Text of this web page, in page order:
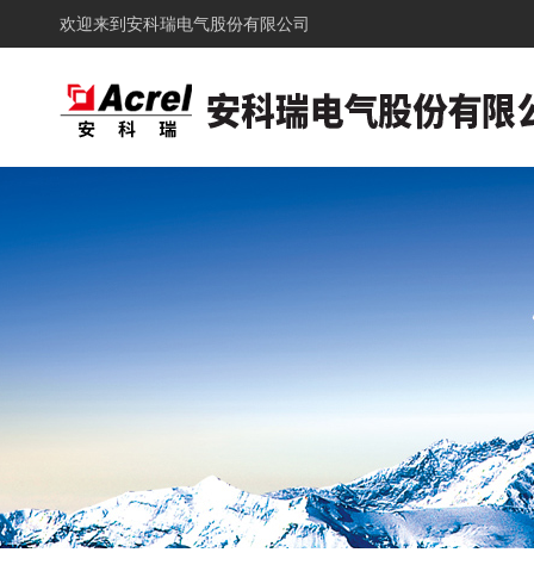
欢迎来到 安科瑞电气股份有限公司